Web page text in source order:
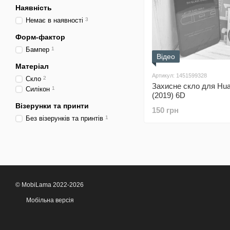
Відео
Артикул: 1451599328
Захисне скло для
(2019) 6D
150 грн
Наявність
Немає в наявності 3
Форм-фактор
Бампер 1
Матеріал
Скло 2
Силікон 1
Візерунки та принти
Без візерунків та принтів 1
© MobiLama 2022-2026
Мобільна версія